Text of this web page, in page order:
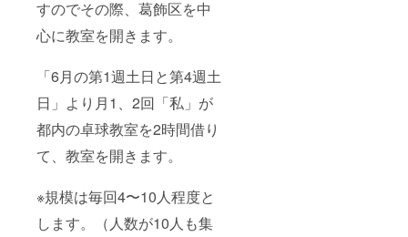
すのでその際、葛飾区を中
心に教室を開きます。
「6月の第1週土日と第4週土
日」より月1、2回「私」が
都内の卓球教室を2時間借り
て、教室を開きます。
※規模は毎回4〜10人程度と
します。（人数が10人も集